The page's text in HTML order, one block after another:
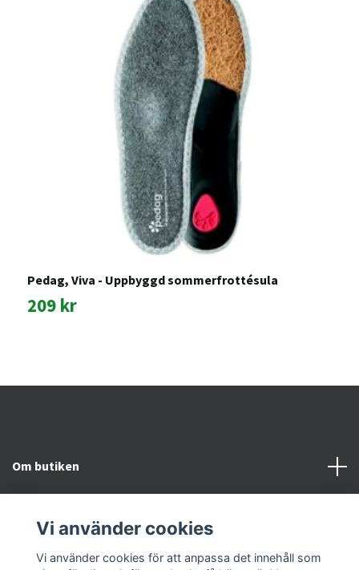
Pedag, Viva - Uppbyggd sommerfrottésula
209 kr
Om butiken
Snabblänkar
Vi använder cookies
Vi använder cookies för att anpassa det innehåll som